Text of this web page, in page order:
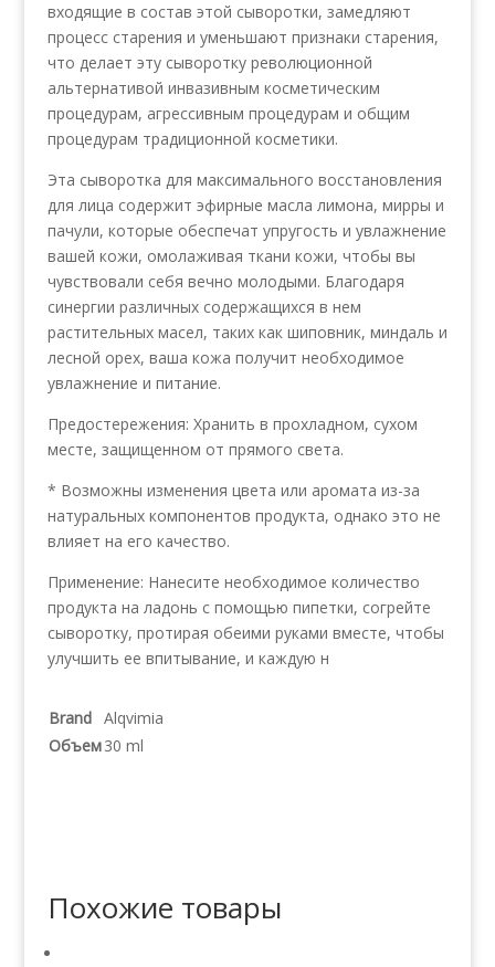
входящие в состав этой сыворотки, замедляют
процесс старения и уменьшают признаки старения,
что делает эту сыворотку революционной
альтернативой инвазивным косметическим
процедурам, агрессивным процедурам и общим
процедурам традиционной косметики.
Эта сыворотка для максимального восстановления
для лица содержит эфирные масла лимона, мирры и
пачули, которые обеспечат упругость и увлажнение
вашей кожи, омолаживая ткани кожи, чтобы вы
чувствовали себя вечно молодыми. Благодаря
синергии различных содержащихся в нем
растительных масел, таких как шиповник, миндаль и
лесной орех, ваша кожа получит необходимое
увлажнение и питание.
Предостережения: Хранить в прохладном, сухом
месте, защищенном от прямого света.
* Возможны изменения цвета или аромата из-за
натуральных компонентов продукта, однако это не
влияет на его качество.
Применение: Нанесите необходимое количество
продукта на ладонь с помощью пипетки, согрейте
сыворотку, протирая обеими руками вместе, чтобы
улучшить ее впитывание, и каждую н
Brand
Alqvimia
Объем30 ml
Похожие товары